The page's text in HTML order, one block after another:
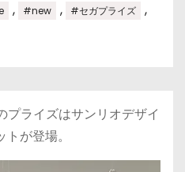
, #new , #セガプライズ ,
ライズはサンリオデザイ
が登場。